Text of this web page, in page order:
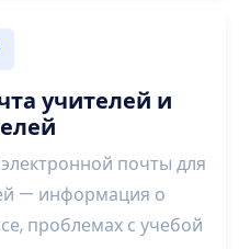
учителей и
почты для
— информация о
проблемах с учебой